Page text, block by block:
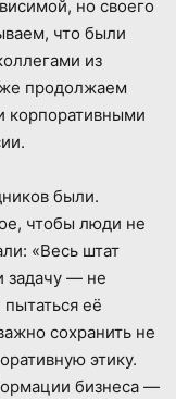
но своего
что были
из
продолжаем
корпоративными
были.
чтобы люди не
«Весь штат
задачу — не
её
сохранить не
этику.
бизнеса —